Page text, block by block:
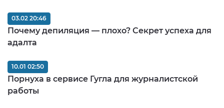
Почему депиляция — плохо? Секрет успеха для
адалта
03.02 20:46
Порнуха в сервисе Гугла для журналистской
работы
10.01 02:50